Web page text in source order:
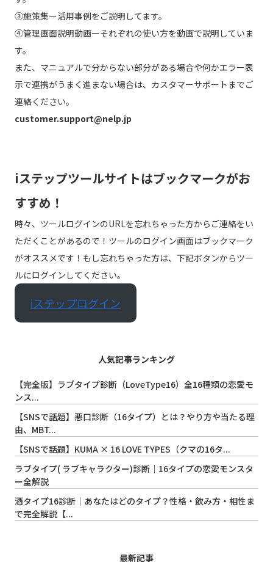
③施策集ー活用事例をご説明してます。
④管理画面説明動画ーそれぞれの使い方を動画で説明していま
す。
また、マニュアルで分からない部分がある場合や何かエラー表
示で連携がうまく進まない場合は、カスタマーサポートまでご
連絡ください。
customer.support@nelp.jp
iステップツールサイトはブックマークがお
すすめ！
時々、ツールログインのURLを忘れちゃった方からご連絡をい
ただくことがあるので！ツールのログイン画面はブックマーク
がオススメです！もし忘れちゃった方は、下記ボタンからツー
ルにログインしてください。
iステップログイン
人気記事ランキング
【完全版】ラブタイプ診断（LoveType16）全16種類の恋愛モ
ンス...
【SNSで話題】悪口診断（16タイプ）とは？やり方や当たる理
由、MBT...
【SNSで話題】KUMA × 16 LOVE TYPES（クマの16タ...
ラブタイプ( ラブキャラクター)診断｜16タイプの恋愛モンスタ
ー全解説
酒タイプ16診断｜あなたはどのタイプ？性格・飲み方・相性ま
で完全解説【...
最新記事